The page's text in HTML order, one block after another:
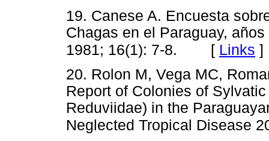
19. Canese A. Encuesta
Chagas en el Paraguay,
1981; 16(1): 7-8. [ Links ]
20. Rolon M, Vega MC,
Report of Colonies of
Reduviidae) in the
Neglected Tropical Disease